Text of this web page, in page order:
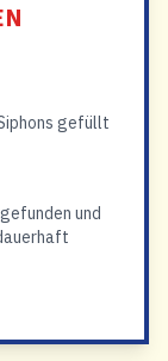
gefüllt
und